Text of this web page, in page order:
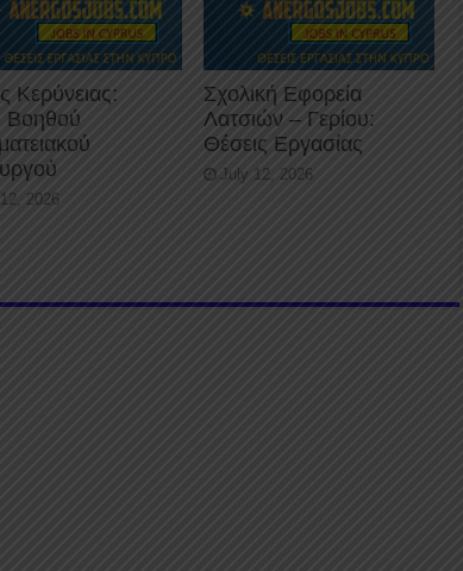
Κερύνειας:
Βοηθού
2026
Σχολική Εφορεία
Λατσιών – Γερίου:
Θέσεις Εργασίας
July 12, 2026